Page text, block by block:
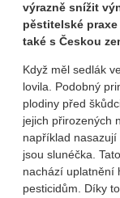
výrazně snížit
pěstitelské
také s Českou
Když měl sedlák
lovila. Podobný
plodiny před
jejich přirozených
například
jsou slunéčka.
nachází uplatnění
pesticidům. Díky